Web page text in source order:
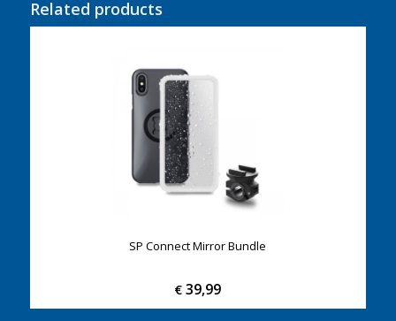
Related products
SP Connect Mirror Bundle
€ 39,99